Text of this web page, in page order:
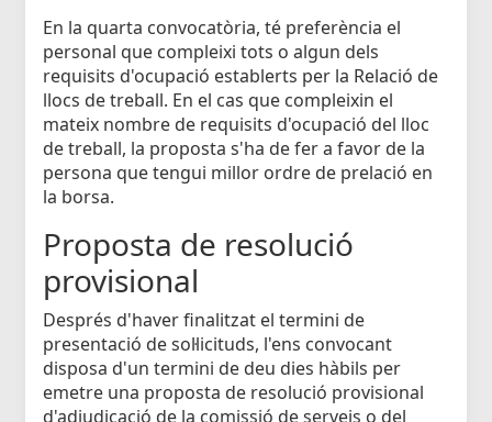
En la quarta convocatòria, té preferència el
personal que compleixi tots o algun dels
requisits d'ocupació establerts per la Relació de
llocs de treball. En el cas que compleixin el
mateix nombre de requisits d'ocupació del lloc
de treball, la proposta s'ha de fer a favor de la
persona que tengui millor ordre de prelació en
la borsa.
Proposta de resolució
provisional
Després d'haver finalitzat el termini de
presentació de sol·licituds, l'ens convocant
disposa d'un termini de deu dies hàbils per
emetre una proposta de resolució provisional
d'adjudicació de la comissió de serveis o del